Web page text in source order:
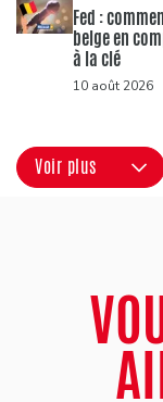
Fed :
belge en
à la clé
10 août 2026
Voir plus